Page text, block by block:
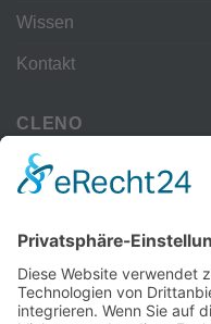
Wissen
Kontakt
CLENO
Alle Vorteile
kostenloser Versand
Deine Zahlmöglichkeiten